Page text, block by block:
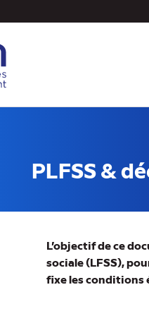
PLFSS &
L’objectif de ce
sociale (LFSS),
fixe les conditions